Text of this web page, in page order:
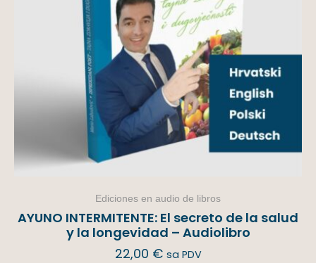
Ediciones en audio de libros
AYUNO INTERMITENTE: El secreto de la salud
y la longevidad – Audiolibro
22,00 € sa PDV